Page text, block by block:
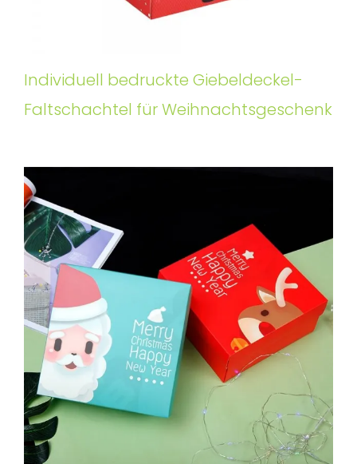
Individuell bedruckte Giebeldeckel-
Faltschachtel für Weihnachtsgeschenk